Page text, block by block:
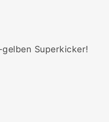
Superkicker!